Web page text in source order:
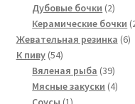
Дубовые бочки 22
Керамические бочки
Жевательная резинка 66
К пиву 5454
товара
Вяленая рыба 3939
Мясные закуски 44